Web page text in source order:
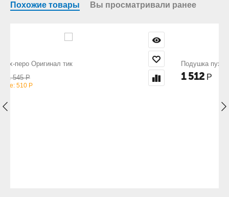
Похожие товары Вы просматривали ранее
Подушка пуховая NICE политик